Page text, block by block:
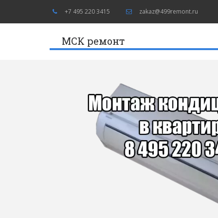
+7 495 220 3415 zakaz@499remont.ru
МСК ремонт